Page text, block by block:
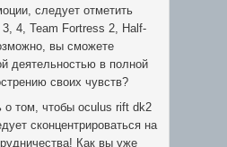
следует отметить
3, 4, Team Fortress 2, Half-
вы сможете
деятельностью в полной
своих чувств?
том, чтобы oculus rift dk2
сконцентрироваться на
Как вы уже